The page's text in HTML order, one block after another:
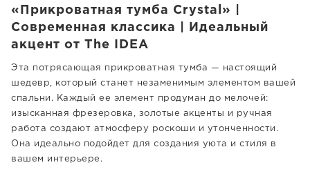
«Прикроватная тумба Crystal» |
Современная классика | Идеальный
акцент от The IDEA
Эта потрясающая прикроватная тумба — настоящий
шедевр, который станет незаменимым элементом вашей
спальни. Каждый ее элемент продуман до мелочей:
изысканная фрезеровка, золотые акценты и ручная
работа создают атмосферу роскоши и утонченности.
Она идеально подойдет для создания уюта и стиля в
вашем интерьере.